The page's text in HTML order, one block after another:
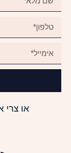
או צרי